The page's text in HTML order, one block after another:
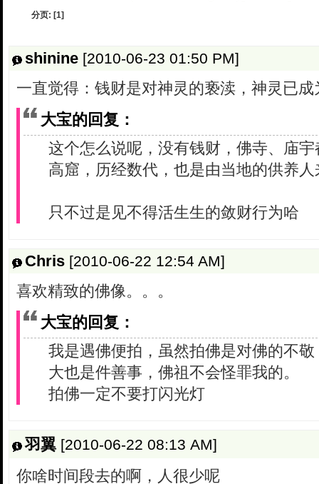
分页: [1]
shinine [2010-06-23 01:50 PM]
一直觉得：钱财是对神灵的亵渎，神灵已
大宝的回复：
这个怎么说呢，没有钱财，佛寺、庙
高窟，历经数代，也是由当地的供养
只不过是见不得活生生的敛财行为哈
Chris [2010-06-22 12:54 AM]
喜欢精致的佛像。。。
大宝的回复：
我是遇佛便拍，虽然拍佛是对佛的不
大也是件善事，佛祖不会怪罪我的。
拍佛一定不要打闪光灯
羽翼 [2010-06-22 08:13 AM]
你啥时间段去的啊，人很少呢